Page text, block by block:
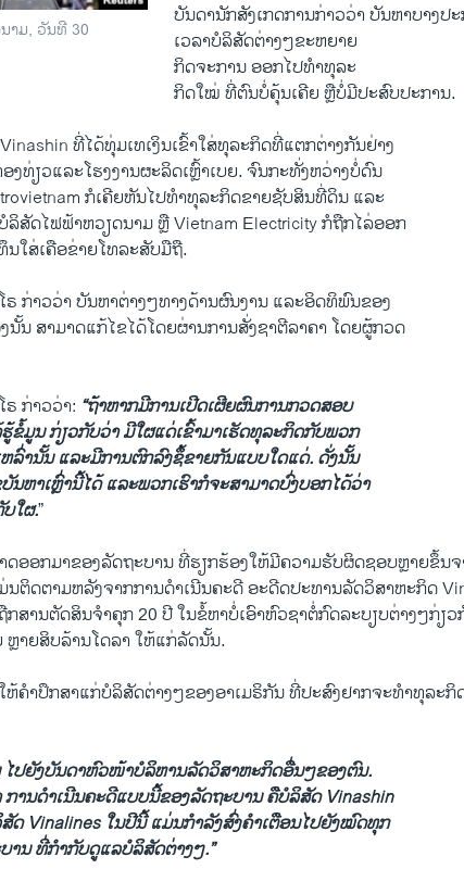
າມ, ວັນທີ 30
ບັນດາ​ນັກ​ສັງ​ເກດ​ການ​ກ່າວ​ວ່າ ບັນຫາ​ບາງ​ປ
ເວລາ​ບໍລິສັດ​ຕ່າງໆ​ຂະຫຍາຍ
​ກິດຈະ​ການ​ ອອກ​ໄປ​ທໍາທຸລະ​
ກິດ​ໃໝ່ ​ທີ່ຕົນ​ບໍ່​ຄຸ້ນ​ເຄີຍ ຫຼື​ບໍ່​ມີ​ປະສົບປະ​ການ.
ທີ່​ໄດ້​ທຸ່ມ​ເທ​ເງິນ​ເຂົ້າ​ໃສ່ທຸລະກິດ​ທີ່​ແຕກ​ຕ່າງ​ກັນ​ຢ່າງ​
ງທ່ຽວ​ແລະ​ໂຮງງານ​ຜະລິດ​ເຫຼົ້າ​ເບຍ. ຈົນ​ກະທັ່ງ​ຫວ່າງບໍ່​ດົນ
ກໍ​ເຄີຍ​ຫັນ​ໄປທໍາ​ທຸລະ​ກິດ​ຂາຍ​ຊັບ​ສິນ​ທີ່​ດິນ ​ແລະ​
ສັດ​ໄຟຟ້າ​ຫວຽດນາມ ຫຼື Vietnam Electricity ກໍ​ຖືກໄລ່​ອອກ​
ນ​ໃສ່​ເຄືອ​ຂ່າຍ​ໂທລະສັບ​ມື​ຖື.
ກ່າວ​ວ່າ ບັນຫາ​ຕ່າງໆ​ທາງ​ດ້ານ​ຜົນງານ ​ແລະ​ອິດ​ທິພົນ​ຂອງ​
ນັ້ນ ສາມາດ​ແກ້​ໄຂ​ໄດ້ໂດຍ​ຜ່ານ​ການສັ່ງ​ຊາຕີ​ລາຄາ​ ໂດຍ​ຜູ້​ກວດ
ກ່າວ​ວ່າ: “ຖ້າ​ຫາກ​ມີ​ການເປີດ​ເຜີຍຜົນການກວດ​ສອບ
ຮູ້​ຂໍ້​ມູນ​ກ່ຽວ​ກັບວ່າ​ມີໃຜ​​ແດ່​ເຂົ້າ​ມາ​ເຮັດ​ທຸລະ​ກິດ​ກັບ​ພວກ
ລົ່ານັ້ນ ​ແລະ​ມີ​ການ​ຕົກລົງ​ຊຶ້ຂາຍກັນ​​ແບບ​ໃດ​ແດ່. ດັ່ງ​ນັ້ນ​
ຫາ​ເຫຼົ່າ​ນີ້​ໄດ້ ​ແລະ​ພວກ​ເຮົາ​ກໍ​ຈະສາມາດ​ບົ່ງ​ບອກ​ໄດ້​ວ່າ
ໃຜ.”
ດ​ອອກ​ມາຂອງ​ລັດຖະບານ​ ທີ່​ຮຽກຮ້ອງໃຫ້​ມີ​ຄວາມ​ຮັບຜິດຊອບ​ຫຼາຍຂຶ້ນ
ຕິດຕາມຫລັງ​ຈາກການ​ດໍາ​ເນີນ​ຄະດີ​ ​ອະດີດ​ປະທານ​ລັດ​ວິ​ສາ​ຫະກິດ
ກ​ສານ​ຕັດສິນ​ຈໍາ​ຄຸກ 20 ປີ ໃນ​ຂໍ້​ຫາບໍ່​ເອົາ​ຫົວຊາ​ຕໍ່ກົດ​ລະບຽບ​ຕ່າງໆ​ກ່ຽ
ຫຼາຍ​ສິບ​ລ້ານ​ໂດ​ລາ ​ໃຫ້​ແກ່​ລັດນັ້ນ.
ຫ້​ຄໍາ​ປຶກສາແກ່ບໍລິສັດ​ຕ່າງໆຂອງ​ອາ​ເມຣິກັນ ທີ່ປະສົງ​ຢາກ​ຈະ​ທໍາ​ທຸລະ​ກິ
ໄປ​ຍັງ​ບັນດາ​ຫົວໜ້າ​ບໍລິຫານ​ລັດວິ​ສາຫະກິດອື່ນໆຂອງ​ຕົນ.
ການ​ດໍາ​ເນີນ​ຄະດີ​ແບບ​ນີ້ຂອງ​ລັດຖະບານ ຄື​ບໍລິສັດ Vinashin ​
ດ Vinalines ​ໃນ​ປີ​ນີ້ ​ແມ່ນ​ກໍາລັງ​ສົ່ງ​ຄໍາ​ເຕືອນ​ໄປ​ຍັງໝົດ​ທຸກ​
ານ ທີ່​ກໍາກັບ​ດູ​ແລ​ບໍລິສັດ​ຕ່າງໆ.”